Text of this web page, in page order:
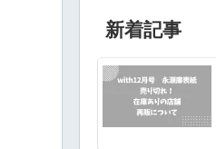
新着記事